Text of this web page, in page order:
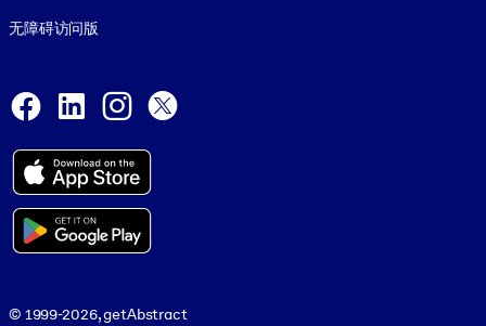
无障碍访问版
Facebook
LinkedInInstagram
© 1999-2026, getAbstract